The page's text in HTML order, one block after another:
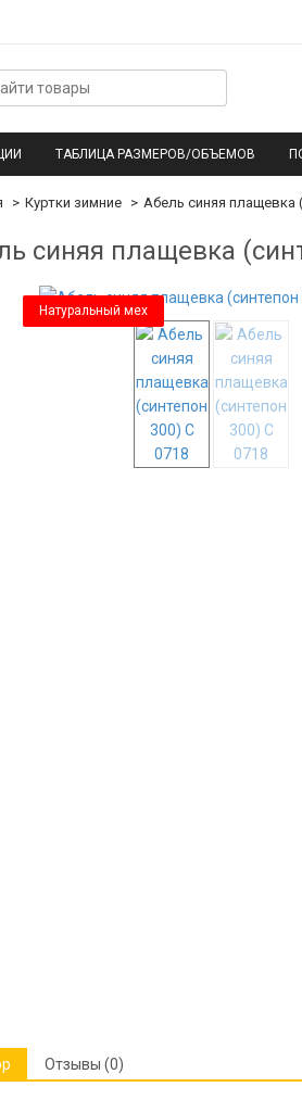
ТАБЛИЦА РАЗМЕРОВ/ОБЪЕМОВ
Куртки зимние Абель синяя плащевка
синяя плащевка
Натуральный мех
Отзывы (0)